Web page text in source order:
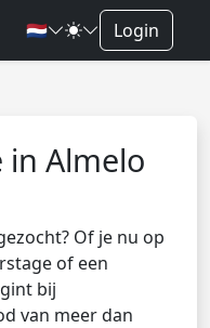
🇳🇱 Login
in Almelo
Of je nu op
of een
bij
van meer dan